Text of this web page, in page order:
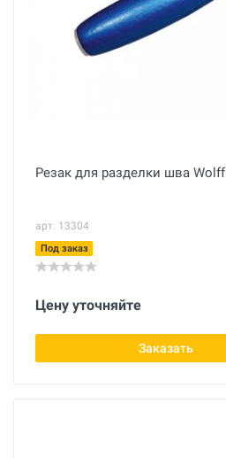
Резак для разделки шва Wolff
арт. 13304
Под заказ
Цену уточняйте
Заказать